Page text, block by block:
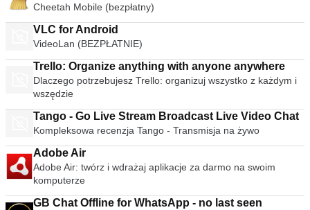
Cheetah Mobile (bezpłatny)
VLC for Android
VideoLan (BEZPŁATNIE)
Trello: Organize anything with anyone anywhere
Dlaczego potrzebujesz Trello: organizuj wszystko z każdym i
wszędzie
Tango - Go Live Stream Broadcast Live Video Chat
Kompleksowa recenzja Tango - Transmisja na żywo
Adobe Air
Adobe Air: twórz i wdrażaj aplikacje za darmo na swoim
komputerze
GB Chat Offline for WhatsApp - no last seen